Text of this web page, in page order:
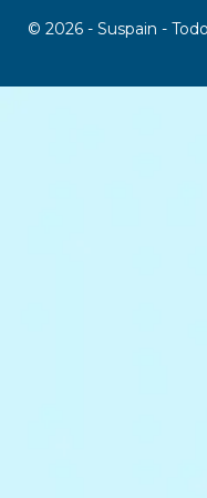
© 2026 - Suspain -